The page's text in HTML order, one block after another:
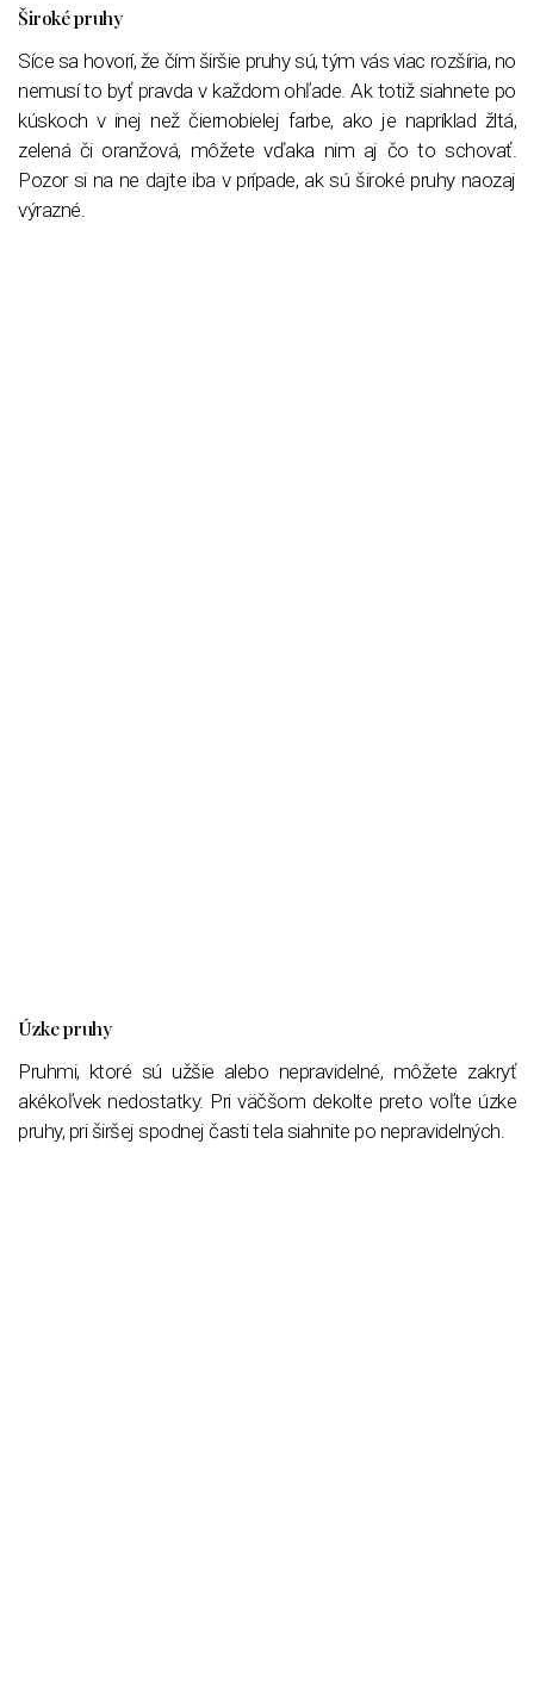
Široké pruhy
Síce sa hovorí, že čím širšie pruhy sú, tým vás viac rozšíria, no
nemusí to byť pravda v každom ohľade. Ak totiž siahnete po
kúskoch v inej než čiernobielej farbe, ako je napríklad žltá,
zelená či oranžová, môžete vďaka nim aj čo to schovať.
Pozor si na ne dajte iba v prípade, ak sú široké pruhy naozaj
výrazné.
Úzke pruhy
Pruhmi, ktoré sú užšie alebo nepravidelné, môžete zakryť
akékoľvek nedostatky. Pri väčšom dekolte preto voľte úzke
pruhy, pri širšej spodnej časti tela siahnite po nepravidelných.